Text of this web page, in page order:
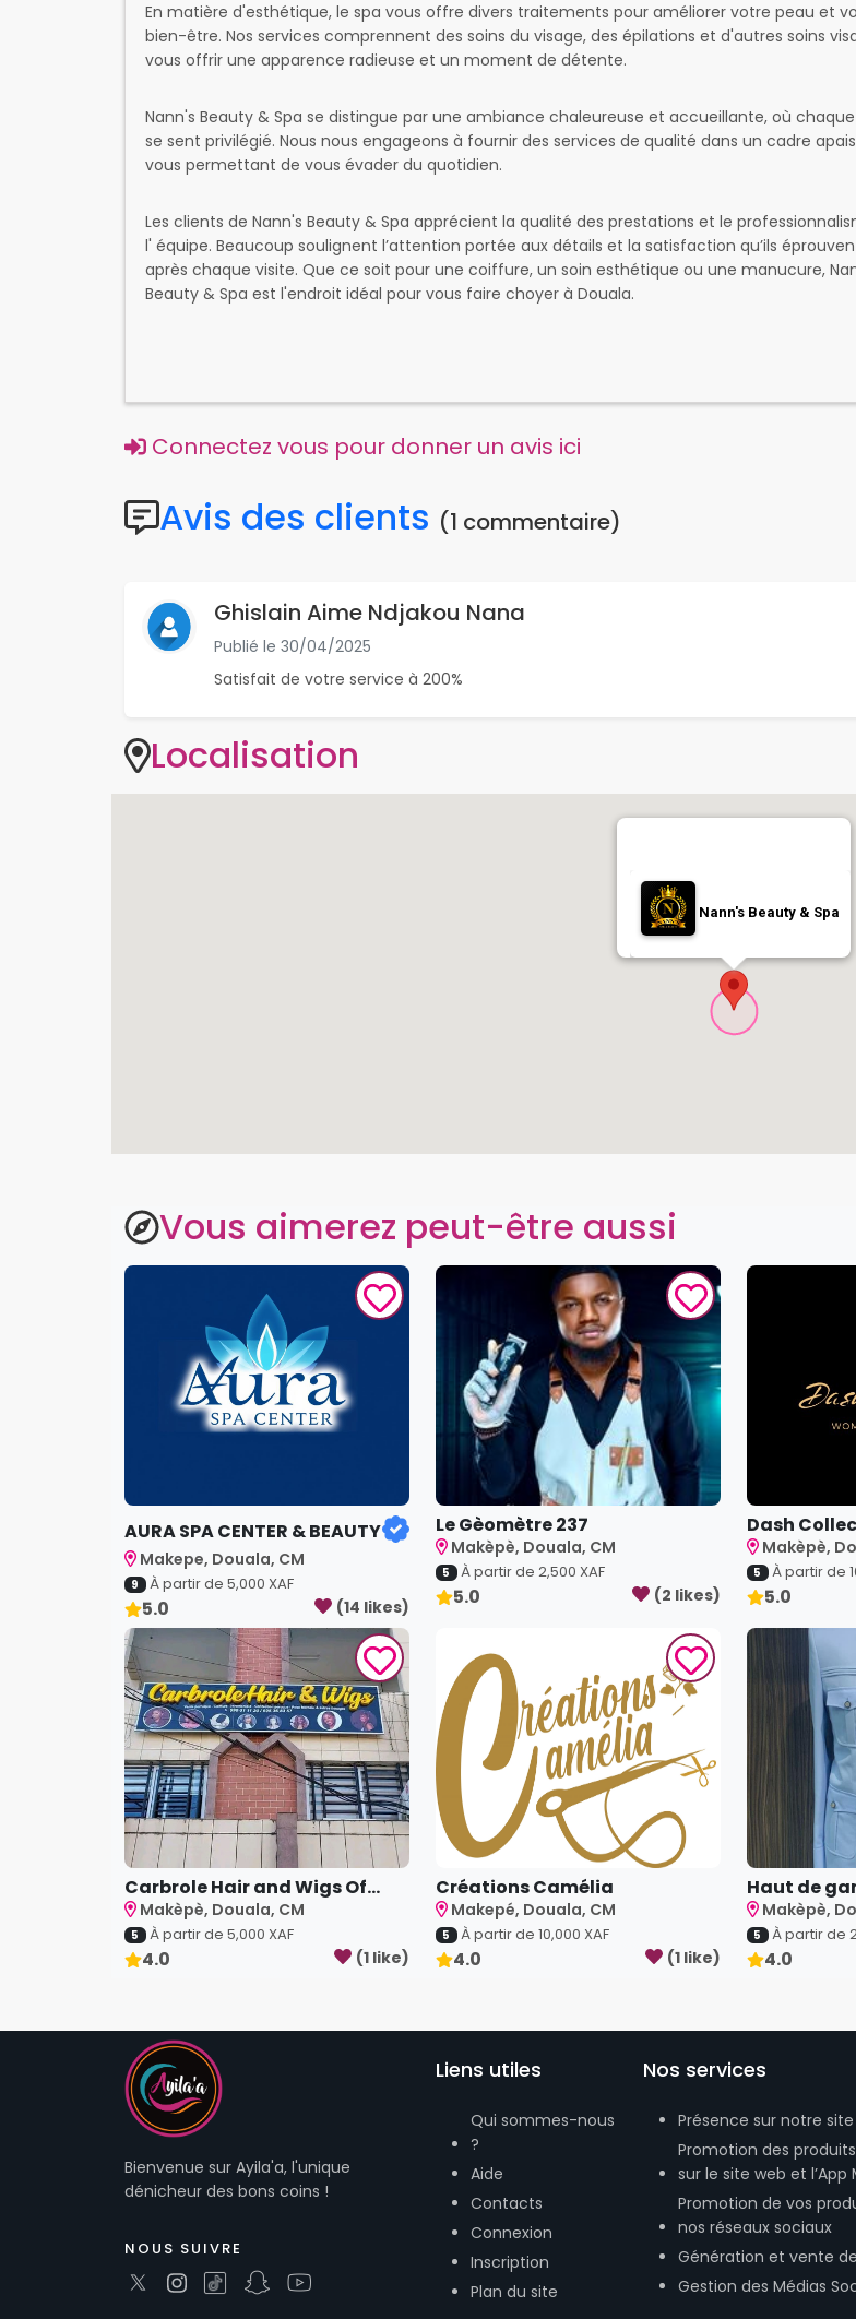
En matière d'esthétique, le spa vous offre divers traitements pour améliorer votre peau et
bien-être. Nos services comprennent des soins du visage, des épilations et d'autres soins
vous offrir une apparence radieuse et un moment de détente.
Nann's Beauty & Spa se distingue par une ambiance chaleureuse et accueillante, où
se sent privilégié. Nous nous engageons à fournir des services de qualité dans un cadre
vous permettant de vous évader du quotidien.
Les clients de Nann's Beauty & Spa apprécient la qualité des prestations et le
l' équipe. Beaucoup soulignent l’attention portée aux détails et la satisfaction qu’ils
après chaque visite. Que ce soit pour une coiffure, un soin esthétique ou une manucure,
Beauty & Spa est l'endroit idéal pour vous faire choyer à Douala.
Connectez vous pour donner un avis ici
Avis des clients (1 commentaire)
Ghislain Aime Ndjakou Nana
Publié le 30/04/2025
Satisfait de votre service à 200%
Localisation
Nann's Beauty & Spa
Vous aimerez peut-être aussi
AURA SPA CENTER & BEAUTY
Makepe, Douala, CM
9 À partir de 5,000 XAF
5.0 (14 likes)
Le Gèomètre 237
Makèpè, Douala, CM
5 À partir de 2,500 XAF
5.0 (2 likes)
Dash
Makèpè,
5 À partir de
5.0
Carbrole Hair and Wigs Of...
Makèpè, Douala, CM
5 À partir de 5,000 XAF
4.0 (1 like)
Créations Camélia
Makepé, Douala, CM
5 À partir de 10,000 XAF
4.0 (1 like)
Haut de
Makèpè,
5 À partir de
4.0
Bienvenue sur Ayila'a, l'unique
dénicheur des bons coins !
NOUS SUIVRE
Liens utiles
Qui sommes-nous
?
Aide
Contacts
Connexion
Inscription
Plan du site
Nos services
Présence sur notre
Promotion des
sur le site web et l’App
Promotion de vos
nos réseaux sociaux
Génération et vente
Gestion des Médias